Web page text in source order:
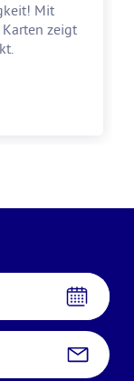
Mit
zeigt